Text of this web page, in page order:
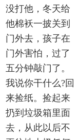
没打他，冬天给
他棉袄一披关到
门外去，孩子在
门外害怕，过了
五分钟敲门了。
我说你干什么?回
来捡纸。捡起来
扔到垃圾箱里面
去，从此以后不